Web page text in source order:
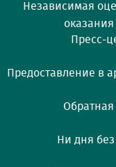
Независимая
оказания
Пресс-
Предоставление в
Обратная
Ни дня